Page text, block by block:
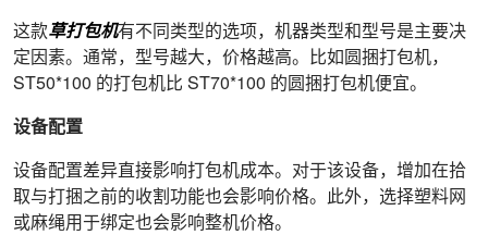
这款草打包机有不同类型的选项，机器类型和型号是主要决
定因素。通常，型号越大，价格越高。比如圆捆打包机，
ST50*100 的打包机比 ST70*100 的圆捆打包机便宜。
设备配置
设备配置差异直接影响打包机成本。对于该设备，增加在拾
取与打捆之前的收割功能也会影响价格。此外，选择塑料网
或麻绳用于绑定也会影响整机价格。